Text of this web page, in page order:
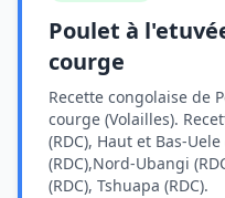
Poulet à
courge
Recette congolaise de
courge (Volailles).
(RDC), Haut et Bas-
(RDC),Nord-Ubangi
(RDC), Tshuapa (RDC).